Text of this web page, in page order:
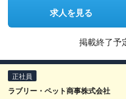
求人を見る
掲載終了予
正社員
ラブリー・ペット商事株式会社